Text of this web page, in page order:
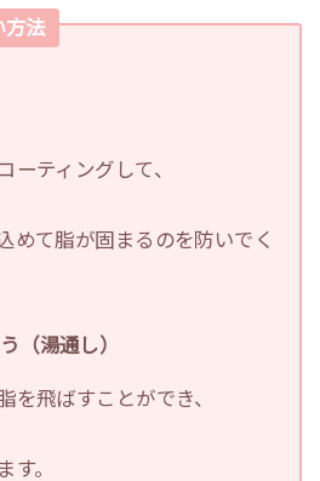
方法
ーティングして、
めて脂が固まるのを防いでく
（湯通し）
を飛ばすことができ、
す。